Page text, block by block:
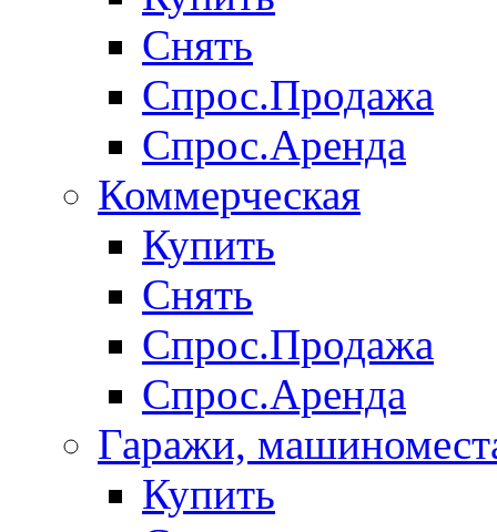
Снять
Спрос.Продажа
Спрос.Аренда
Коммерческая
Купить
Снять
Спрос.Продажа
Спрос.Аренда
Гаражи,
Купить